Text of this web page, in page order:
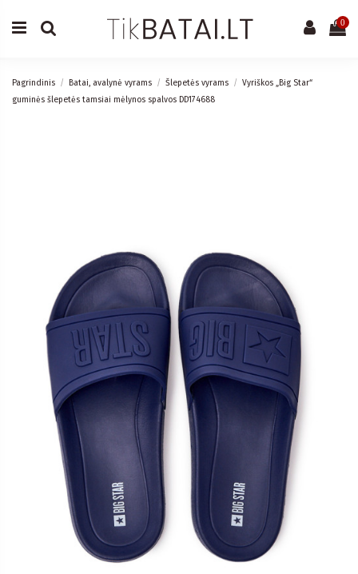
0
Pagrindinis Batai, avalynė vyrams Šlepetės vyrams
Vyriškos „Big Star“
guminės šlepetės tamsiai mėlynos spalvos DD174688